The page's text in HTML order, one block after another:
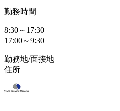
勤務時間
8:30～17:30
17:00～9:30
勤務地/面接地
住所